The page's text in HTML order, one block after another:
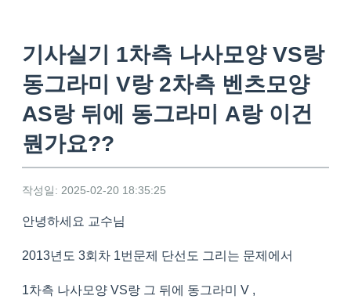
기사실기 1차측 나사모양 VS랑
동그라미 V랑 2차측 벤츠모양
AS랑 뒤에 동그라미 A랑 이건
뭔가요??
작성일: 2025-02-20 18:35:25
안녕하세요 교수님
2013년도 3회차 1번문제 단선도 그리는 문제에서
1차측 나사모양 VS랑 그 뒤에 동그라미 V ,